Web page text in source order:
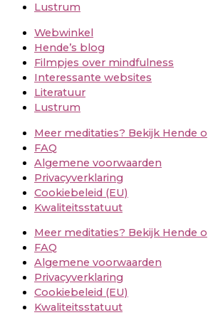
Lustrum
Webwinkel
Hende’s blog
Filmpjes over mindfulness
Interessante websites
Literatuur
Lustrum
Meer meditaties? Bekijk Hende
FAQ
Algemene voorwaarden
Privacyverklaring
Cookiebeleid (EU)
Kwaliteitsstatuut
Meer meditaties? Bekijk Hende
FAQ
Algemene voorwaarden
Privacyverklaring
Cookiebeleid (EU)
Kwaliteitsstatuut